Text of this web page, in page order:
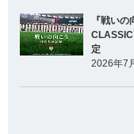
『戦い
定
2026年7